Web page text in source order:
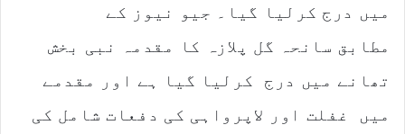
میں درج کرلیا گیا۔ جیو نیوز کے
مطابق سانحہ گل پلازہ کا مقدمہ نبی بخش
تھانے میں درج کرلیا گیا ہے اور مقدمے
میں غفلت اور لاپرواہی کی دفعات شامل کی